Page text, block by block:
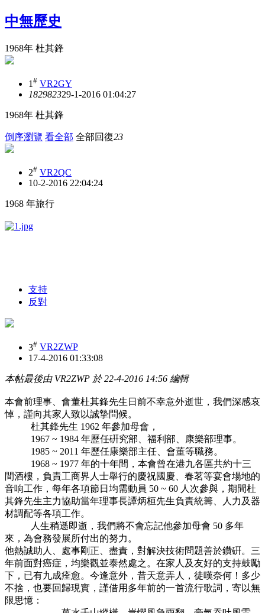
中無歷史
1968年 杜其鋒
1 # VR2GY
182982329-1-2016 01:04:27
1968年 杜其鋒
倒序瀏覽 看全部 全部回復23
2# VR2QC
10-2-2016 22:04:24
1968 年旅行
支持
反對
3# VR2ZWP
17-4-2016 01:33:08
本帖最後由 VR2ZWP 於 22-4-2016 14:56 編輯
本會前理事、會董杜其鋒先生日前不幸意外逝世，我們深感哀
悼，謹向其家人致以誠摯問候。
杜其鋒先生 1962 年參加母會，
1967 ~ 1984 年歷任硏究部、福利部、康樂部理事。
1985 ~ 2011 年歷任康樂部主任、會董等職務。
1968 ~ 1977 年的十年間，本會曾在港九各區共約十三
間酒樓，負責工商界人士舉行的慶祝國慶、春茗等宴會場地的
音响工作，每年各項節日均需動員 50 ~ 60 人次參與，期間杜
其鋒先生主力協助當年理事長譚炳桓先生負責統籌、人力及器
材調配等各項工作。
人生稍遜即逝，我們將不會忘記他參加母會 50 多年
來，為會務發展所付出的努力。
他熱誠助人、處事剛正、盡責，對解決技術問題善於鑽硏。三
年前面對癌症，均樂觀並泰然處之。在家人及友好的支持鼓勵
下，已有九成痊愈。今逢意外，昔天意弄人，徒嘆奈何！多少
不捨，也要回歸現實，謹借用多年前的一首流行歌詞，寄以無
限思憶：